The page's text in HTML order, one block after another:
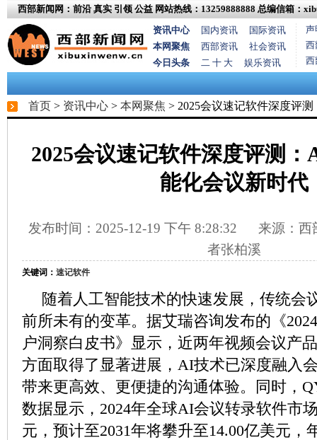
西部新闻网：前沿 真实 引领 公益 网站热线：13259888888 总编信箱：
资讯中心
国内资讯
国际资讯
本网聚焦
西部资讯
社会资讯
今日头条
二 十 大 娱乐资讯
声
西
西
首页 > 资讯中心 > 本网聚焦 > 2025会议速记软件深度评
2025会议速记软件深度评测
能化会议新时代
发布时间：2025-12-19 下午 8:28:32 来源：西
者张柏溪
关键词： 速记软件
随着人工智能技术的快速发展，传统会
前所未有的变革。据艾瑞咨询发布的《
户洞察白皮书》显示，近两年视频会议产
方面取得了显著进展，AI技术已深度融入
带来更高效、更便捷的沟通体验。同时，
数据显示，2024年全球AI会议转录软件市
元，预计至2031年将攀升至14.00亿美元，